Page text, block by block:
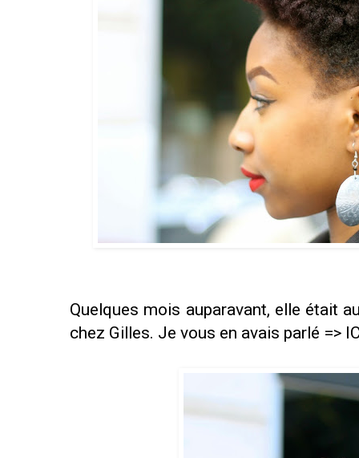
Quelques mois auparavant, elle était
chez Gilles. Je vous en avais parlé =>